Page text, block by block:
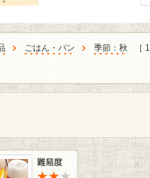
ごはん・パン 季節：秋
［ 1